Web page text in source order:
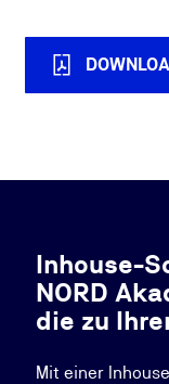
Inhouse-
NORD
die zu
Mit einer